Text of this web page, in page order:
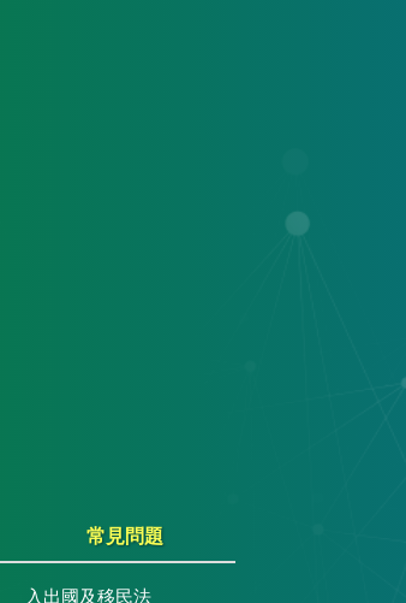
常見問題
入出國及移民法